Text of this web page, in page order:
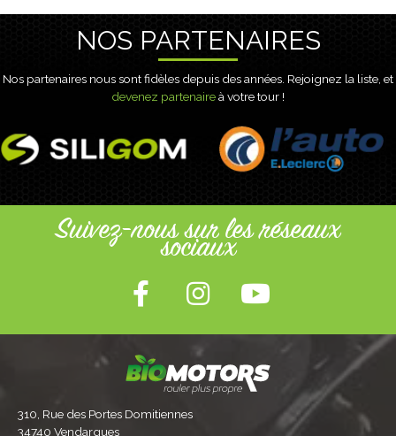
NOS PARTENAIRES
Nos partenaires nous sont fidèles depuis des années. Rejoignez la liste, et
devenez partenaireà votre tour !
Suivez-nous sur les réseaux
sociaux
310, Rue des Portes Domitiennes
34740 Vendargues